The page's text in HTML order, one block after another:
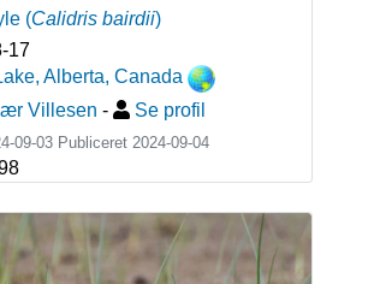
(Calidris bairdii)
17
Alberta, Canada
Villesen - Se profil
09-03 Publiceret 2024-09-04